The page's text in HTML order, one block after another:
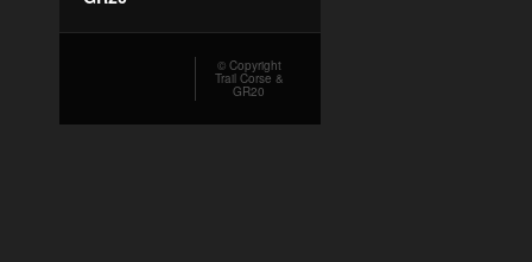
© Copyright
Trail Corse &
GR20